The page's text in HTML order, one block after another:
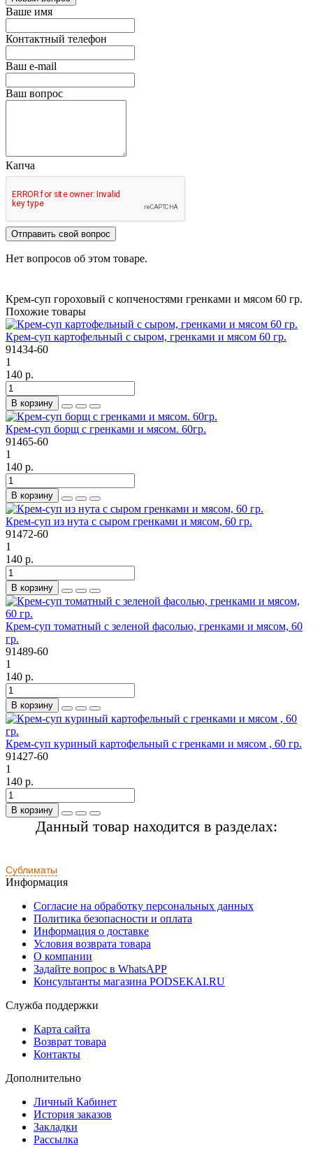
Ваше имя
Контактный телефон
Ваш e-mail
Ваш вопрос
Капча
Отправить свой вопрос
Нет вопросов об этом товаре.
Крем-суп гороховый с копченостями гренками и мясом 60 гр.
Похожие товары
Крем-суп картофельный с сыром, гренками и мясом 60 гр.
91434-60
1
140 р.
В корзину
Крем-суп борщ с гренками и мясом. 60гр.
91465-60
1
140 р.
В корзину
Крем-суп из нута с сыром гренками и мясом, 60 гр.
91472-60
1
140 р.
В корзину
Крем-суп томатный с зеленой фасолью, гренками и мясом, 60
гр.
91489-60
1
140 р.
В корзину
Крем-суп куриный картофельный с гренками и мясом , 60 гр.
91427-60
1
140 р.
В корзину
Данный товар находится в разделах:
Сублиматы
Информация
Согласие на обработку персональных данных
Политика безопасности и оплата
Информация о доставке
Условия возврата товара
О компании
Задайте вопрос в WhatsAPP
Консультанты магазина PODSEKAI.RU
Служба поддержки
Карта сайта
Возврат товара
Контакты
Дополнительно
Личный Кабинет
История заказов
Закладки
Рассылка